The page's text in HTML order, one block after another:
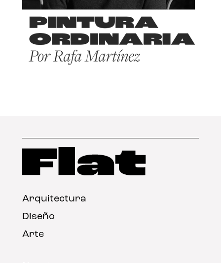
Arquitectura
Diseño
Arte